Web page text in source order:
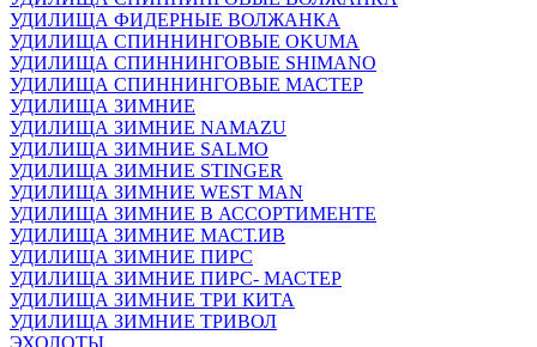
УДИЛИЩА ФИДЕРНЫЕ ВОЛЖАНКА
УДИЛИЩА СПИННИНГОВЫЕ OKUMA
УДИЛИЩА СПИННИНГОВЫЕ SHIMANO
УДИЛИЩА СПИННИНГОВЫЕ МАСТЕР
УДИЛИЩА ЗИМНИЕ
УДИЛИЩА ЗИМНИЕ NAMAZU
УДИЛИЩА ЗИМНИЕ SALMO
УДИЛИЩА ЗИМНИЕ STINGER
УДИЛИЩА ЗИМНИЕ WEST MAN
УДИЛИЩА ЗИМНИЕ В АССОРТИМЕНТЕ
УДИЛИЩА ЗИМНИЕ МАСТ.ИВ
УДИЛИЩА ЗИМНИЕ ПИРС
УДИЛИЩА ЗИМНИЕ ПИРС- МАСТЕР
УДИЛИЩА ЗИМНИЕ ТРИ КИТА
УДИЛИЩА ЗИМНИЕ ТРИВОЛ
ЭХОЛОТЫ